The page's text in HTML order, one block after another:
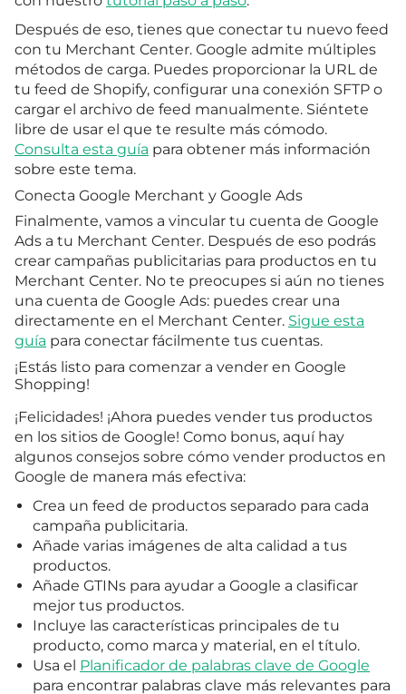
Después de eso, tienes que conectar tu nuevo feed
con tu Merchant Center. Google admite múltiples
métodos de carga. Puedes proporcionar la URL de
tu feed de Shopify, configurar una conexión SFTP o
cargar el archivo de feed manualmente. Siéntete
libre de usar el que te resulte más cómodo.
Consulta esta guía para obtener más información
sobre este tema.
Conecta Google Merchant y Google Ads
Finalmente, vamos a vincular tu cuenta de Google
Ads a tu Merchant Center. Después de eso podrás
crear campañas publicitarias para productos en tu
Merchant Center. No te preocupes si aún no tienes
una cuenta de Google Ads: puedes crear una
directamente en el Merchant Center. Sigue esta
guía para conectar fácilmente tus cuentas.
¡Estás listo para comenzar a vender en Google
Shopping!
¡Felicidades! ¡Ahora puedes vender tus productos
en los sitios de Google! Como bonus, aquí hay
algunos consejos sobre cómo vender productos en
Google de manera más efectiva:
Crea un feed de productos separado para cada
campaña publicitaria.
Añade varias imágenes de alta calidad a tus
productos.
Añade GTINs para ayudar a Google a clasificar
mejor tus productos.
Incluye las características principales de tu
producto, como marca y material, en el título.
Usa el Planificador de palabras clave de Google
para encontrar palabras clave más relevantes para